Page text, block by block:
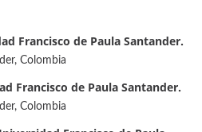
Francisco de Paula Santander.
Colombia
Francisco de Paula Santander.
Colombia